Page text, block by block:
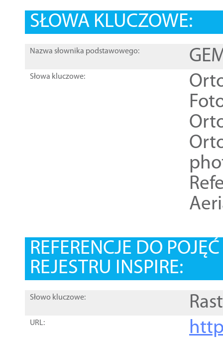
SŁOWA KLUCZOWE:
Nazwa słownika podstawowego:
Słowa kluczowe:
REFERENCJE DO
REJESTRU INSPIRE:
Słowo kluczowe:
URL: